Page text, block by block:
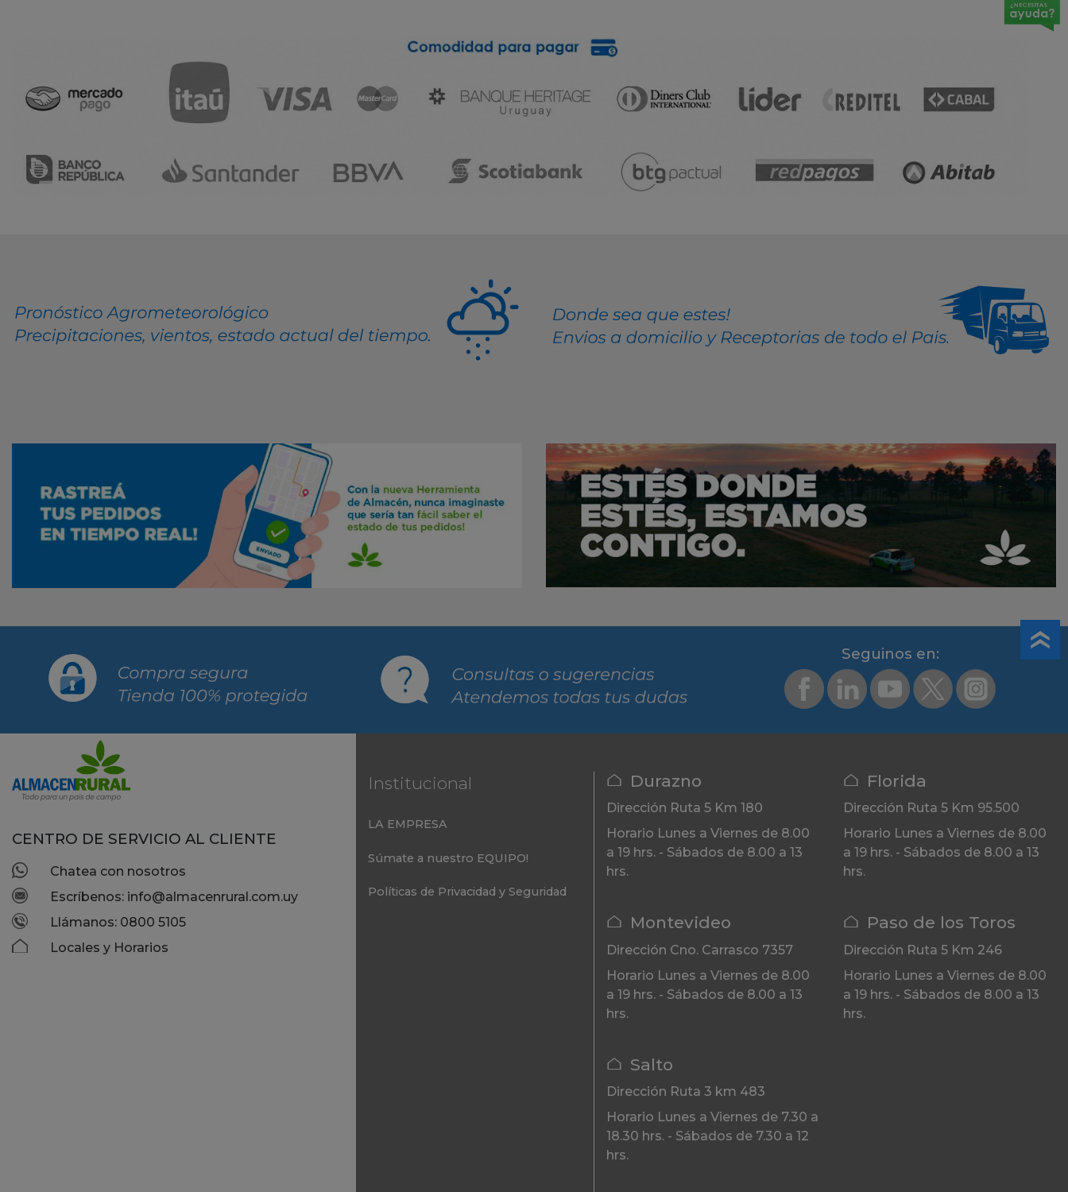
Segui­nos en:
CENTRO DE SERVICIO AL CLIENTE
Chatea con nosotros
Escríbenos: info@almacenrural.com.uy
Llámanos: 0800 5105
Locales y Horarios
Institucional
LA EMPRESA
Súmate a nuestro EQUIPO!
Políticas de Privacidad y Seguridad
Durazno
Dirección Ruta 5 Km 180
Horario Lunes a Viernes de 8.00
a 19 hrs. - Sábados de 8.00 a 13
hrs.
Florida
Dirección Ruta 5 Km 95.500
Horario Lunes a Viernes de 8.00
a 19 hrs. - Sábados de 8.00 a 13
hrs.
Montevideo
Dirección Cno. Carrasco 7357
Horario Lunes a Viernes de 8.00
a 19 hrs. - Sábados de 8.00 a 13
hrs.
Paso de los Toros
Dirección Ruta 5 Km 246
Horario Lunes a Viernes de 8.00
a 19 hrs. - Sábados de 8.00 a 13
hrs.
Salto
Dirección Ruta 3 km 483
Horario Lunes a Viernes de 7.30 a
18.30 hrs. - Sábados de 7.30 a 12
hrs.